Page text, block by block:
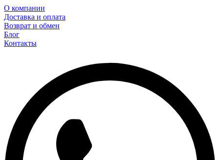
О компании
Доставка и оплата
Возврат и обмен
Блог
Контакты